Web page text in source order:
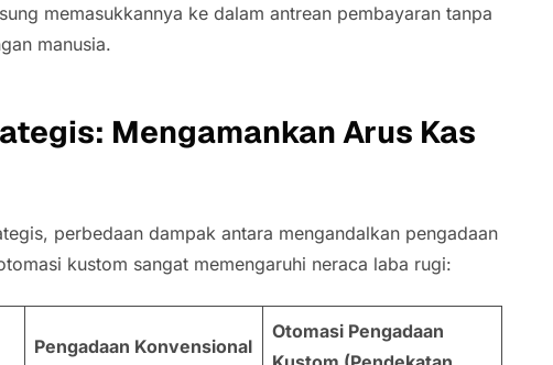
memasukkannya ke dalam antrean pembayaran tanpa
manusia.
Mengamankan Arus Kas
perbedaan dampak antara mengandalkan pengadaan
kustom sangat memengaruhi neraca laba rugi:
Pengadaan Konvensional
Otomasi Pengadaan